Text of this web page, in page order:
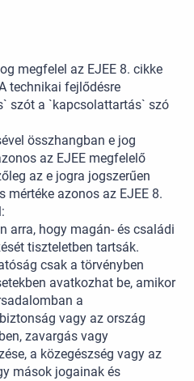
megfelel az EJEE 8. cikke
technikai fejlődésre
szót a `kapcsolattartás` szó
összhangban e jog
az EJEE megfelelő
az e jogra jogszerűen
azonos az EJEE 8.
arra, hogy magán- és családi
tiszteletben tartsák.
csak a törvényben
avatkozhat be, amikor
a
vagy az ország
zavargás vagy
a közegészség vagy az
mások jogainak és